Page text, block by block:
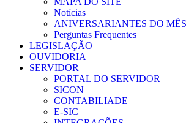
Notícias
ANIVERSARIANTES DO MÊS
Perguntas Frequentes
LEGISLAÇÃO
OUVIDORIA
SERVIDOR
PORTAL DO SERVIDOR
SICON
CONTABILIADE
E-SIC